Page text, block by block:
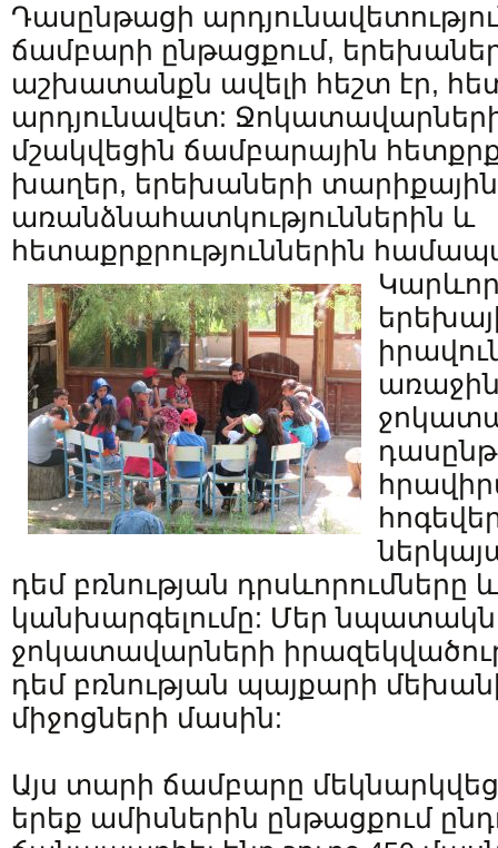
Դասընթացի
ճամբարի ընթացքում,
աշխատանքն ավելի հեշտ էր,
արդյունավետ: Ջոկատավարների
մշակվեցին ճամբարային
խաղեր, երեխաների տարիքային
առանձնահատկություններին և
հետաքրքրություններին
դեմ բռնության դրսևորումները
կանխարգելումը: Մեր նպատակն
ջոկատավարների
դեմ բռնության պայքարի
միջոցների մասին:
Այս տարի ճամբարը մեկնարկվեց
երեք ամիսներին ընթացքում